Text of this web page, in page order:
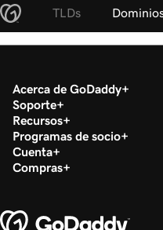
TLDs
Acerca de GoDaddy
Soporte
Recursos
Programas de socio
Cuenta
Compras